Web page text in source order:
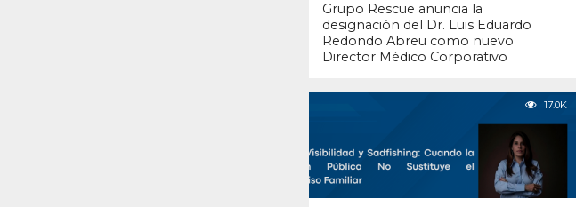
Grupo Rescue anuncia la
designación del Dr. Luis Eduardo
Redondo Abreu como nuevo
Director Médico Corporativo
17.0K